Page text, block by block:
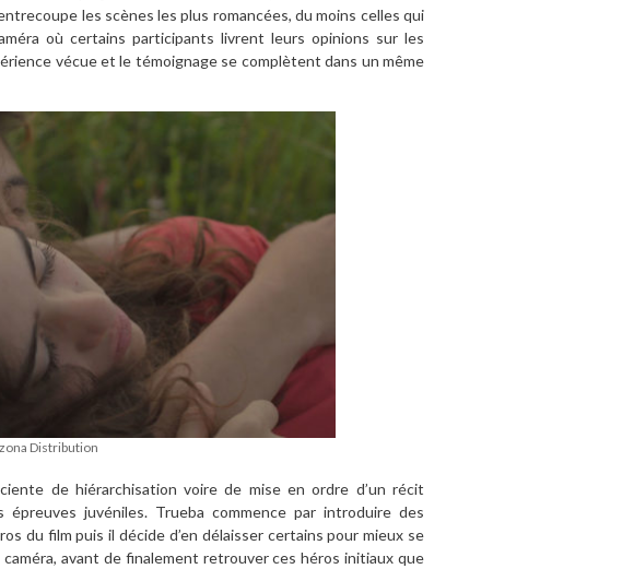
les scènes les plus romancées, du moins celles qui
où certains participants livrent leurs opinions sur les
vécue et le témoignage se complètent dans un même
Distribution
de hiérarchisation voire de mise en ordre d’un récit
juvéniles. Trueba commence par introduire des
du film puis il décide d’en délaisser certains pour mieux se
avant de finalement retrouver ces héros initiaux que